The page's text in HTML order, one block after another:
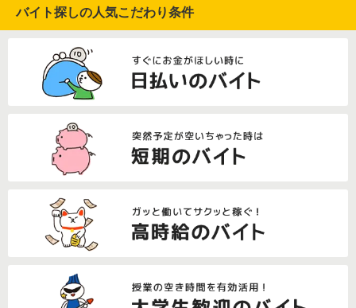
バイト探しの人気こだわり条件